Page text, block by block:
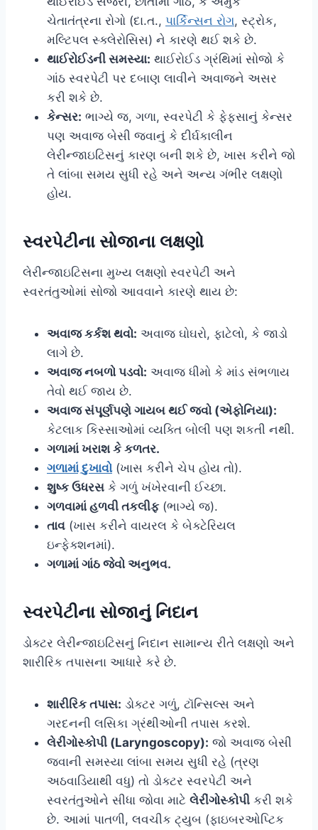
ચેતાતંત્રના રોગો (દા.ત., પાર્કિન્સન રોગ, સ્ટ્રોક,
મલ્ટિપલ સ્ક્લેરોસિસ) ને કારણે થઈ શકે છે.
થાઈરોઈડની સમસ્યા: થાઈરોઈડ ગ્રંથિમાં સોજો કે
ગાંઠ સ્વરપેટી પર દબાણ લાવીને અવાજને અસર
કરી શકે છે.
કેન્સર: ભાગ્યે જ, ગળા, સ્વરપેટી કે ફેફસાનું કેન્સર
પણ અવાજ બેસી જવાનું કે દીર્ઘકાલીન
લેરીન્જાઇટિસનું કારણ બની શકે છે, ખાસ કરીને જો
તે લાંબા સમય સુધી રહે અને અન્ય ગંભીર લક્ષણો
હોય.
સ્વરપેટીના સોજાના લક્ષણો
લેરીન્જાઇટિસના મુખ્ય લક્ષણો સ્વરપેટી અને
સ્વરતંતુઓમાં સોજો આવવાને કારણે થાય છે:
અવાજ કર્કશ થવો: અવાજ ઘોઘરો, ફાટેલો, કે જાડો
લાગે છે.
અવાજ નબળો પડવો: અવાજ ધીમો કે માંડ સંભળાય
તેવો થઈ જાય છે.
અવાજ સંપૂર્ણપણે ગાયબ થઈ જવો (એફોનિયા):
કેટલાક કિસ્સાઓમાં વ્યક્તિ બોલી પણ શકતી નથી.
ગળામાં ખરાશ કે કળતર.
ગળામાં દુખાવો(ખાસ કરીને ચેપ હોય તો).
શુષ્ક ઉધરસ કે ગળું ખંખેરવાની ઈચ્છા.
ગળવામાં હળવી તકલીફ(ભાગ્યે જ).
તાવ (ખાસ કરીને વાયરલ કે બેક્ટેરિયલ
ઇન્ફેક્શનમાં).
ગળામાં ગાંઠ જેવો અનુભવ.
સ્વરપેટીના સોજાનું નિદાન
ડોક્ટર લેરીન્જાઇટિસનું નિદાન સામાન્ય રીતે લક્ષણો અને
શારીરિક તપાસના આધારે કરે છે.
શારીરિક તપાસ: ડોક્ટર ગળું, ટૉન્સિલ્સ અને
ગરદનની લસિકા ગ્રંથીઓની તપાસ કરશે.
લેરીંગોસ્કોપી (Laryngoscopy): જો અવાજ બેસી
જવાની સમસ્યા લાંબા સમય સુધી રહે (ત્રણ
અઠવાડિયાથી વધુ) તો ડોક્ટર સ્વરપેટી અને
સ્વરતંતુઓને સીધા જોવા માટે લેરીંગોસ્કોપી કરી શકે
છે. આમાં પાતળી, લવચીક ટ્યુબ (ફાઇબરઓપ્ટિક